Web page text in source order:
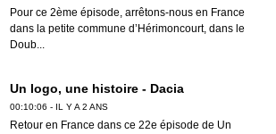
Pour ce 2ème épisode, arrêtons-nous en France
dans la petite commune d’Hérimoncourt, dans le
Doub...
Un logo, une histoire - Dacia
00:10:06 - IL Y A 2 ANS
Retour en France dans ce 22e épisode de Un